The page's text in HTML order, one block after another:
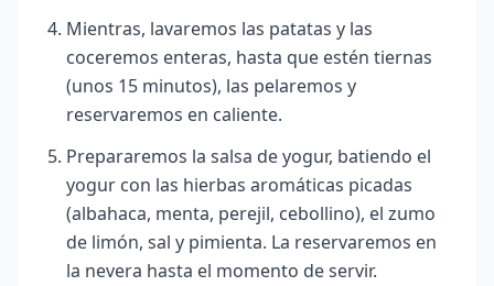
Mientras, lavaremos las patatas y las
coceremos enteras, hasta que estén tiernas
(unos 15 minutos), las pelaremos y
reservaremos en caliente.
Prepararemos la salsa de yogur, batiendo el
yogur con las hierbas aromáticas picadas
(albahaca, menta, perejil, cebollino), el zumo
de limón, sal y pimienta. La reservaremos en
la nevera hasta el momento de servir.